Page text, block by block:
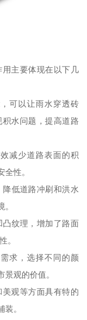
主要体现在以下几
可以让雨水穿透砖
水问题，提高道路
减少道路表面的积
性。
低道路冲刷和洪水
纹理，增加了路面
。
求，选择不同的颜
观的价值。
观等方面具有特的
。